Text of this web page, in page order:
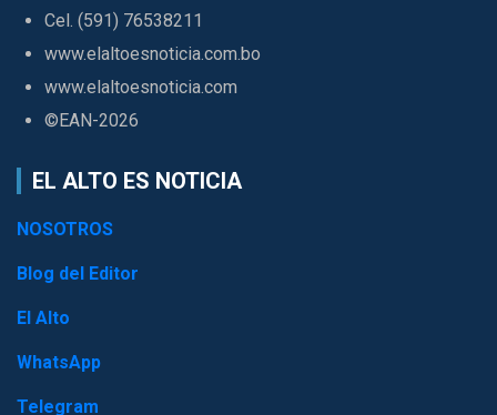
Cel. (591) 76538211
www.elaltoesnoticia.com.bo
www.elaltoesnoticia.com
©EAN-2026
EL ALTO ES NOTICIA
NOSOTROS
Blog del Editor
El Alto
WhatsApp
Telegram